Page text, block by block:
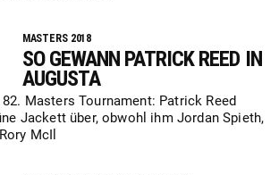
MASTERS 2018
SO GEWANN PATRICK REED IN
AUGUSTA
Masters Tournament: Patrick Reed
Jackett über, obwohl ihm Jordan Spieth,
McIl